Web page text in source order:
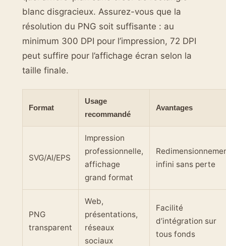
blanc disgracieux. Assurez-vous que la
résolution du PNG soit suffisante : au
minimum 300 DPI pour l’impression, 72 DPI
peut suffire pour l’affichage écran selon la
taille finale.
Format
Usage
recommandé
Avantages
SVG/AI/EPS
Impression
professionnelle,
affichage
grand format
infini sans perte
PNG
transparent
Web,
présentations,
réseaux
sociaux
Facilité
d’intégration sur
tous fonds